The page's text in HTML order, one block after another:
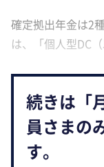
確定拠出年金は2
は、「個人型DC
続きは「
員さまの
す。